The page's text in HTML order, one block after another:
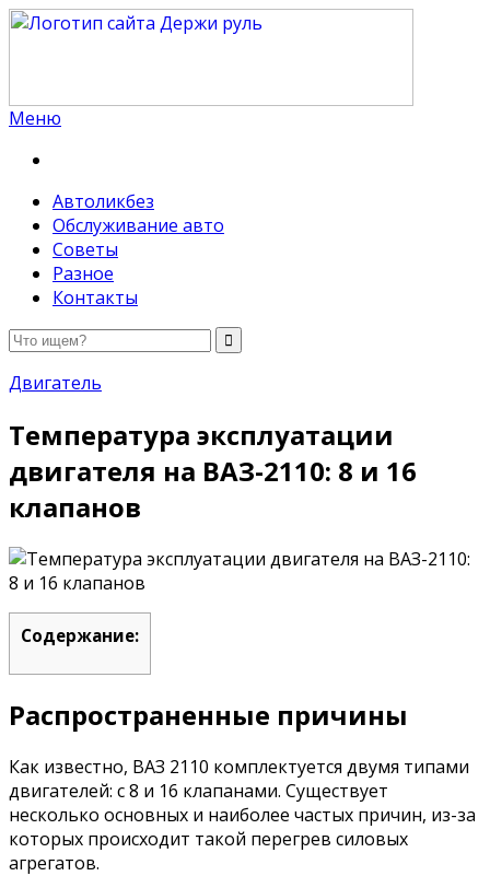
Меню
Автоликбез
Обслуживание авто
Советы
Разное
Контакты
Двигатель
Температура эксплуатации
двигателя на ВАЗ-2110: 8 и 16
клапанов
Содержание:
Распространенные причины
Как известно, ВАЗ 2110 комплектуется двумя типами
двигателей: с 8 и 16 клапанами. Существует
несколько основных и наиболее частых причин, из-за
которых происходит такой перегрев силовых
агрегатов.